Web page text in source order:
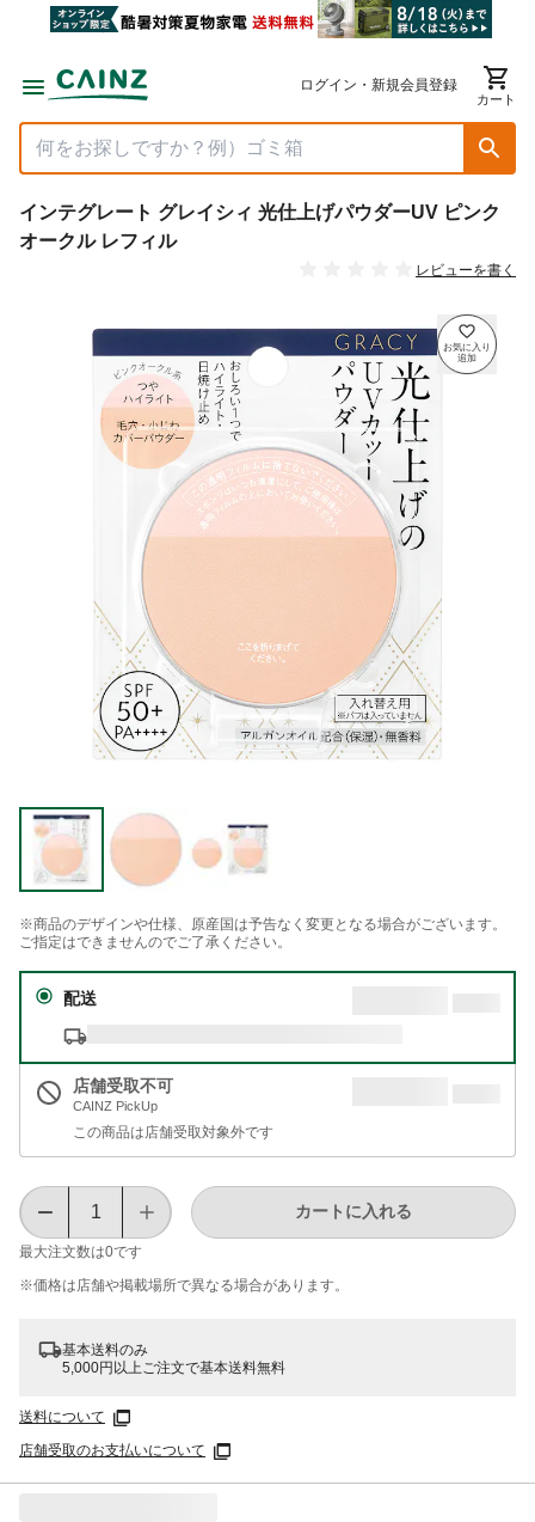
ログイン・新規会員登録
カート
インテグレート グレイシィ 光仕上げパウダーUV ピンク
オークル レフィル
レビューを書く
※商品のデザインや仕様、原産国は予告なく変更となる場合がございます。
ご指定はできませんのでご了承ください。
配送
店舗受取不可
CAINZ PickUp
この商品は店舗受取対象外です
最大注文数は0です
カートに入れる
※価格は​店舗や​掲載場所で​異なる​場合が​あります。
基本送料のみ
5,000円以上ご注文で基本送料無料
送料について
店舗受取のお支払いについて